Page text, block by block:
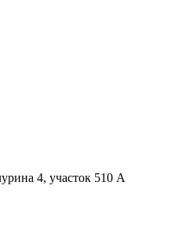
4, участок 510 А